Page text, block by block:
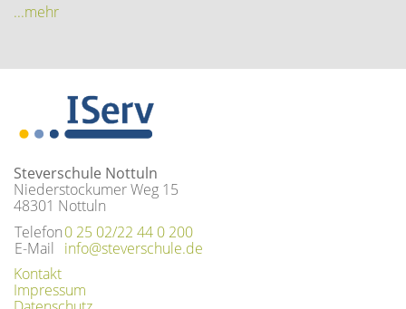
...mehr
Steverschule Nottuln
Niederstockumer Weg 15
48301 Nottuln
Telefon
E-Mail
0 25 02/22 44 0 200
info@steverschule.de
Kontakt
Impressum